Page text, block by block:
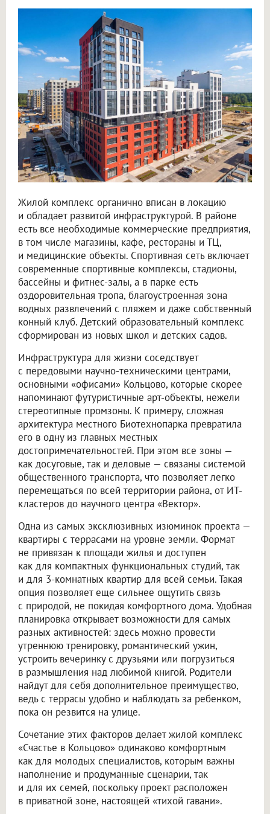
Жилой комплекс органично вписан в локацию
и обладает развитой инфраструктурой. В районе
есть все необходимые коммерческие предприятия,
в том числе магазины, кафе, рестораны и ТЦ,
и медицинские объекты. Спортивная сеть включает
современные спортивные комплексы, стадионы,
бассейны и фитнес-залы, а в парке есть
оздоровительная тропа, благоустроенная зона
водных развлечений с пляжем и даже собственный
конный клуб. Детский образовательный комплекс
сформирован из новых школ и детских садов.
Инфраструктура для жизни соседствует
с передовыми научно-техническими центрами,
основными «офисами» Кольцово, которые скорее
напоминают футуристичные арт-объекты, нежели
стереотипные промзоны. К примеру, сложная
архитектура местного Биотехнопарка превратила
его в одну из главных местных
достопримечательностей. При этом все зоны —
как досуговые, так и деловые — связаны системой
общественного транспорта, что позволяет легко
перемещаться по всей территории района, от ИТ-
кластеров до научного центра «Вектор».
Одна из самых эксклюзивных изюминок проекта —
квартиры с террасами на уровне земли. Формат
не привязан к площади жилья и доступен
как для компактных функциональных студий, так
и для 3-комнатных квартир для всей семьи. Такая
опция позволяет еще сильнее ощутить связь
с природой, не покидая комфортного дома. Удобная
планировка открывает возможности для самых
разных активностей: здесь можно провести
утреннюю тренировку, романтический ужин,
устроить вечеринку с друзьями или погрузиться
в размышления над любимой книгой. Родители
найдут для себя дополнительное преимущество,
ведь с террасы удобно и наблюдать за ребенком,
пока он резвится на улице.
Сочетание этих факторов делает жилой комплекс
«Счастье в Кольцово» одинаково комфортным
как для молодых специалистов, которым важны
наполнение и продуманные сценарии, так
и для их семей, поскольку проект расположен
в приватной зоне, настоящей «тихой гавани».